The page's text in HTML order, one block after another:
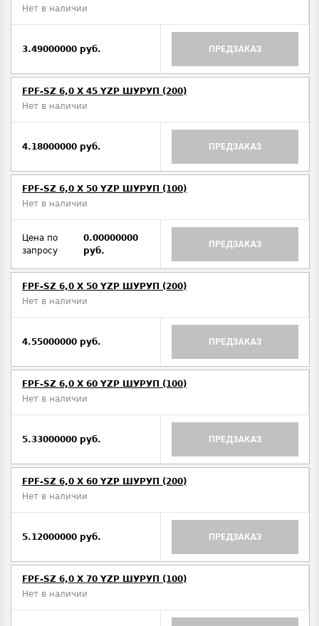
Нет в наличии
3.49000000 руб. ПРЕДЗАКАЗ
FPF-SZ 6,0 X 45 YZP ШУРУП (200)
Нет в наличии
4.18000000 руб. ПРЕДЗАКАЗ
FPF-SZ 6,0 X 50 YZP ШУРУП (100)
Нет в наличии
Цена по
запросу
0.00000000
руб.
ПРЕДЗАКАЗ
FPF-SZ 6,0 X 50 YZP ШУРУП (200)
Нет в наличии
4.55000000 руб. ПРЕДЗАКАЗ
FPF-SZ 6,0 X 60 YZP ШУРУП (100)
Нет в наличии
5.33000000 руб. ПРЕДЗАКАЗ
FPF-SZ 6,0 X 60 YZP ШУРУП (200)
Нет в наличии
5.12000000 руб. ПРЕДЗАКАЗ
FPF-SZ 6,0 X 70 YZP ШУРУП (100)
Нет в наличии